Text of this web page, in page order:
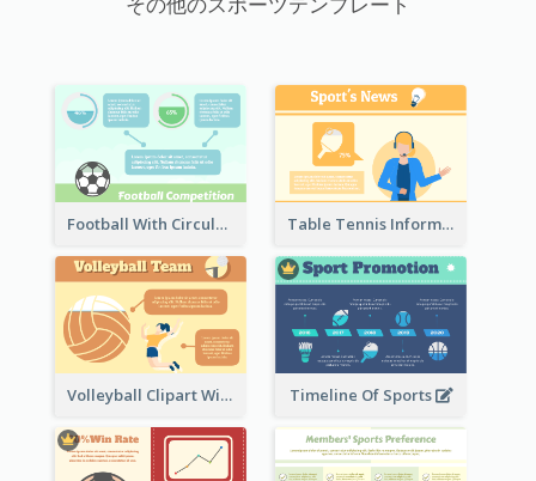
Football With Circular Chart Table Tennis Informative Clipart
Volleyball Clipart With Details Timeline Of Sports